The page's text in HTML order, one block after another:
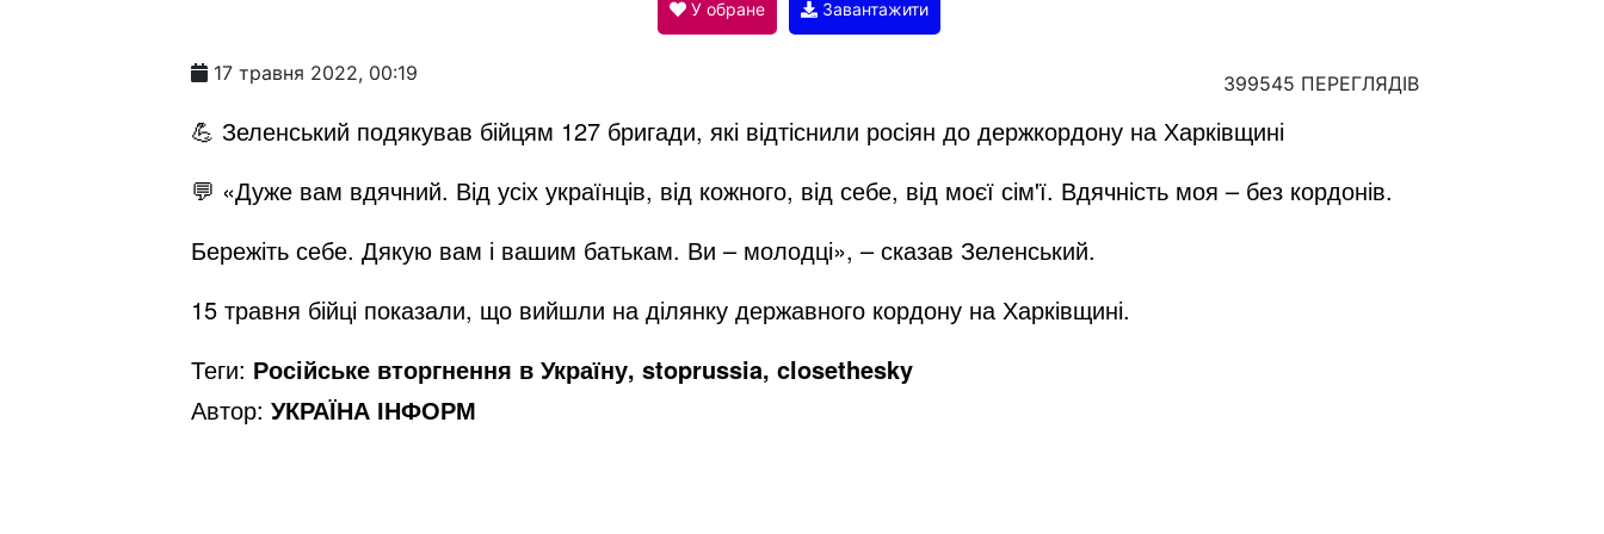
d
e
У обране Завантажити
17 травня 2022, 00:19 399545 ПЕРЕГЛЯДІВ
💪 Зеленський подякував бійцям 127 бригади, які відтіснили росіян до держкордону на Харківщині
💬 «Дуже вам вдячний. Від усіх українців, від кожного, від себе, від моєї сім'ї. Вдячність моя – без кордонів.
Бережіть себе. Дякую вам і вашим батькам. Ви – молодці», – сказав Зеленський.
15 травня бійці показали, що вийшли на ділянку державного кордону на Харківщині.
Теги: Російське вторгнення в Україну, stoprussia, closethesky
Автор: УКРАЇНА ІНФОРМ